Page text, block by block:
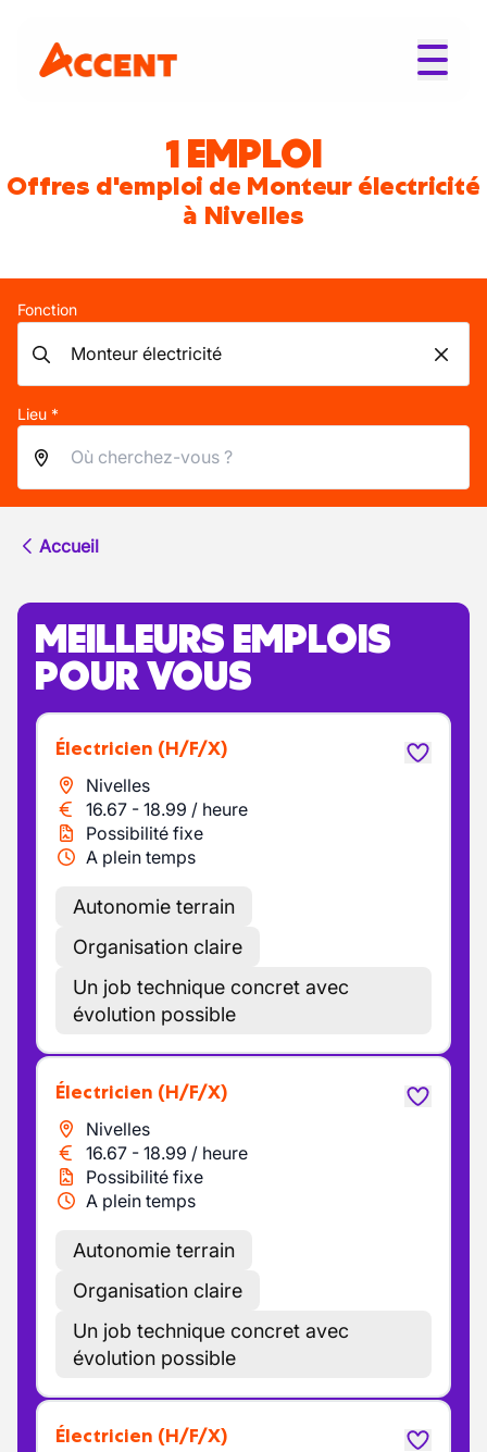
1 EMPLOI
Offres d'emploi de Monteur électricité
à Nivelles
Fonction
Lieu *
Accueil
MEILLEURS EMPLOIS
POUR VOUS
Électricien (H/F/X)
Nivelles
16.67 - 18.99 / heure
Possibilité fixe
A plein temps
Autonomie terrain
Organisation claire
Un job technique concret avec
évolution possible
Électricien (H/F/X)
Nivelles
16.67 - 18.99 / heure
Possibilité fixe
A plein temps
Autonomie terrain
Organisation claire
Un job technique concret avec
évolution possible
Électricien (H/F/X)